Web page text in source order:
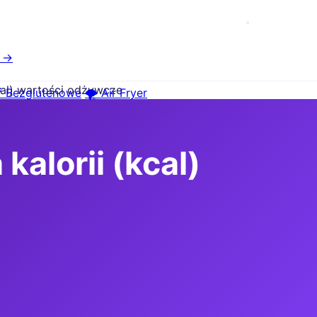
→
Bezglutenowe 🌪️ Air Fryer
wartości odżywcze
kalorii (kcal)